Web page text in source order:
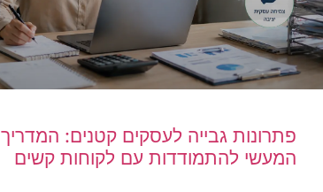
פתרונות גבייה לעסקים קטנים: המדריך
המעשי להתמודדות עם לקוחות קשים